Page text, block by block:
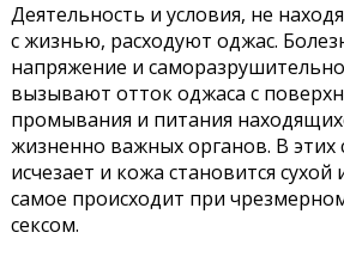
Деятельность и условия, не
с жизнью, расходуют оджас.
напряжение и
вызывают отток оджаса с
промывания и питания
жизненно важных органов. В этих
исчезает и кожа становится
самое происходит при
сексом.